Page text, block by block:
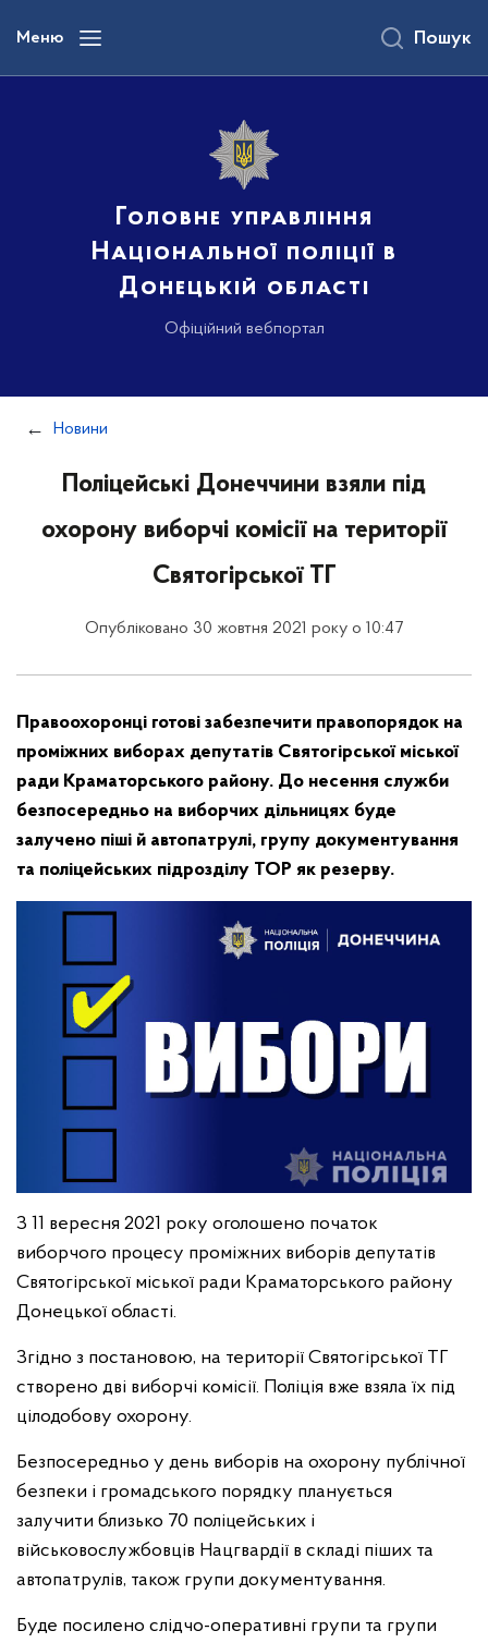
вмісту
Меню
Головне управління
Національної поліції в
Донецькій області
Офіційний вебпортал
Пошук
Новини
Поліцейські Донеччини взяли під
охорону виборчі комісії на території
Святогірської ТГ
Опубліковано 30 жовтня 2021 року о 10:47
Правоохоронці готові забезпечити правопорядок на
проміжних виборах депутатів Святогірської міської
ради Краматорського району. До несення служби
безпосередньо на виборчих дільницях буде
залучено піші й автопатрулі, групу документування
та поліцейських підрозділу ТОР як резерву.
З 11 вересня 2021 року оголошено початок
виборчого процесу проміжних виборів депутатів
Святогірської міської ради Краматорського району
Донецької області.
Згідно з постановою, на території Святогірської ТГ
створено дві виборчі комісії. Поліція вже взяла їх під
цілодобову охорону.
Безпосередньо у день виборів на охорону публічної
безпеки і громадського порядку планується
залучити близько 70 поліцейських і
військовослужбовців Нацгвардії в складі піших та
автопатрулів, також групи документування.
Буде посилено слідчо-оперативні групи та групи